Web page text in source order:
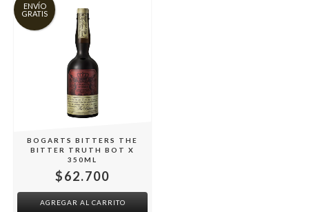
ENVÍO
GRATIS
BOGARTS BITTERS THE
BITTER TRUTH BOT X
350ML
$62.700